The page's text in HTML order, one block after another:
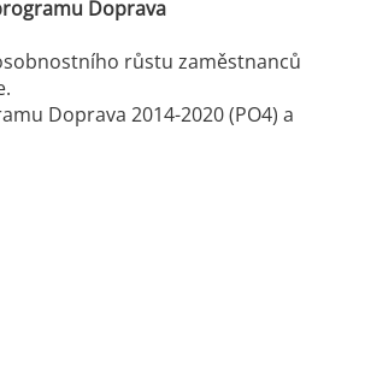
Doprava
růstu zaměstnanců
Doprava 2014-2020 (PO4) a